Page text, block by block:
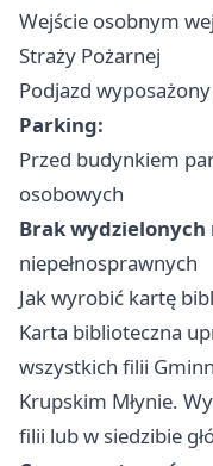
Wejście osobnym
Straży Pożarnej
Podjazd
Parking:
Przed budynkiem
osobowych
Brak
niepełnosprawnych
Jak wyrobić kartę
Karta biblioteczna
wszystkich filii
Krupskim Młynie.
filii lub w siedzibie